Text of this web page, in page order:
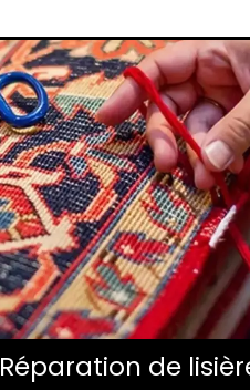
Réparation de